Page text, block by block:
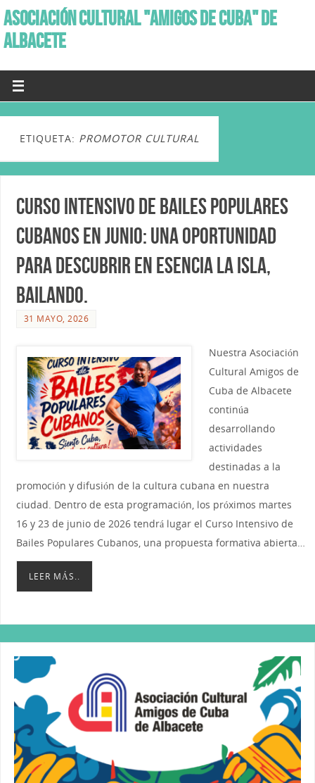
ASOCIACIÓN CULTURAL "AMIGOS DE CUBA" DE
ALBACETE
ETIQUETA: PROMOTOR CULTURAL
Curso Intensivo de Bailes Populares
Cubanos en Junio: una oportunidad
para descubrir en esencia la isla,
bailando.
31 MAYO, 2026
Nuestra Asociación
Cultural Amigos de
Cuba de Albacete
continúa
desarrollando
actividades
destinadas a la
promoción y difusión de la cultura cubana en nuestra
ciudad. Dentro de esta programación, los próximos martes
16 y 23 de junio de 2026 tendrá lugar el Curso Intensivo de
Bailes Populares Cubanos, una propuesta formativa abierta…
LEER MÁS..